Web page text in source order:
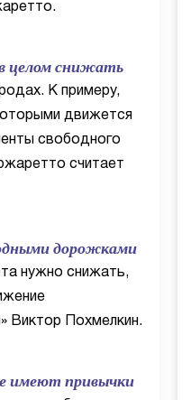
целом снижать
К примеру,
движется
свободного
считает
дорожками
нужно снижать,
Виктор Похмелкин.
имеют привычки